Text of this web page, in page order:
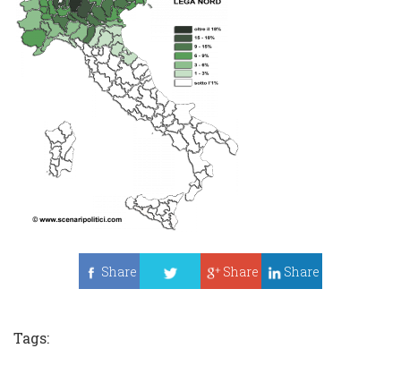
Share
Share Share
Tags: